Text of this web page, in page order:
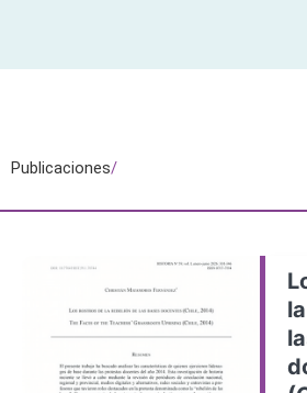
Publicaciones/